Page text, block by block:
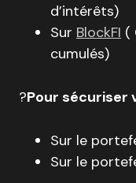
d’intérêts)
Sur BlockFI (
cumulés)
?Pour sécuriser
Sur le
Sur le